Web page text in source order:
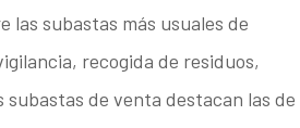
subastas más usuales de
recogida de residuos,
de venta destacan las de